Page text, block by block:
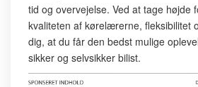
tid og overvejelse. Ved at tage højde
kvaliteten af kørelærerne, fleksibilitet
dig, at du får den bedst mulige
sikker og selvsikker bilist.